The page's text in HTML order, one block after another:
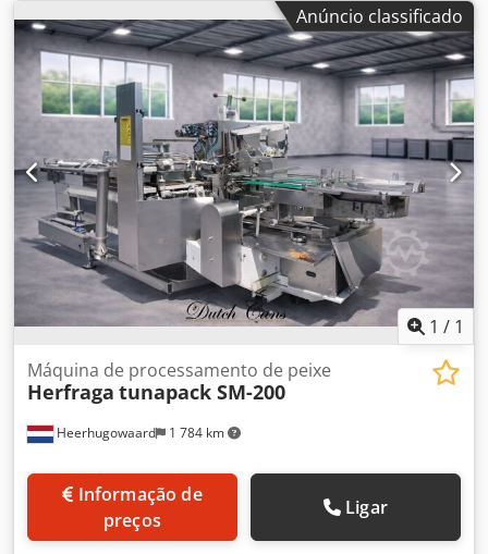
Anúncio classificado
1 / 1
Heerhugowaard 1 784 km
Máquina de processamento de peixe
Herfraga tunapack SM-200
preços
Ligar